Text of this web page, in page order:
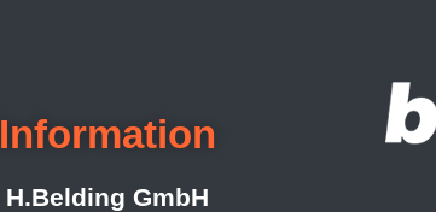
Information
H.Belding GmbH